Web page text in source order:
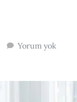
Yorum yok